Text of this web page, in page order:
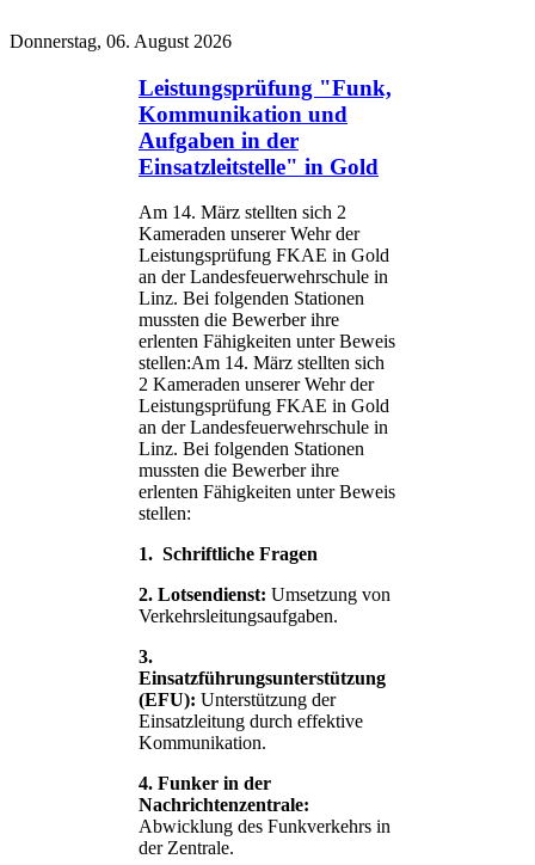
Donnerstag, 06. August 2026
Leistungsprüfung "Funk,
Kommunikation und
Aufgaben in der
Einsatzleitstelle" in Gold
Am 14. März stellten sich 2
Kameraden unserer Wehr der
Leistungsprüfung FKAE in Gold
an der Landesfeuerwehrschule in
Linz. Bei folgenden Stationen
mussten die Bewerber ihre
erlenten Fähigkeiten unter Beweis
stellen:Am 14. März stellten sich
2 Kameraden unserer Wehr der
Leistungsprüfung FKAE in Gold
an der Landesfeuerwehrschule in
Linz. Bei folgenden Stationen
mussten die Bewerber ihre
erlenten Fähigkeiten unter Beweis
stellen:
1. Schriftliche Fragen
2. Lotsendienst: Umsetzung von
Verkehrsleitungsaufgaben.
​3.
Einsatzführungsunterstützung
(EFU): Unterstützung der
Einsatzleitung durch effektive
Kommunikation.
4. Funker in der
Nachrichtenzentrale:
Abwicklung des Funkverkehrs in
der Zentrale.​